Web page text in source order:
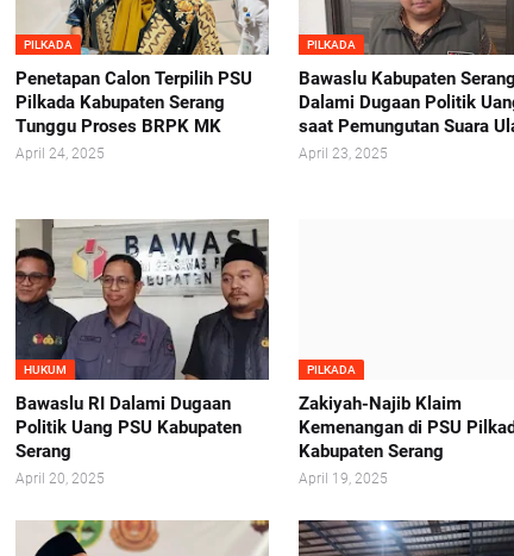
PILKADA
Penetapan Calon Terpilih PSU
Pilkada Kabupaten Serang
Tunggu Proses BRPK MK
April 24, 2025
PILKADA
Bawaslu Kabupaten Serang
Dalami Dugaan Politik
saat Pemungutan Suara
April 23, 2025
HUKUM
Bawaslu RI Dalami Dugaan
Politik Uang PSU Kabupaten
Serang
April 20, 2025
PILKADA
Zakiyah-Najib Klaim
Kemenangan di PSU
Kabupaten Serang
April 19, 2025